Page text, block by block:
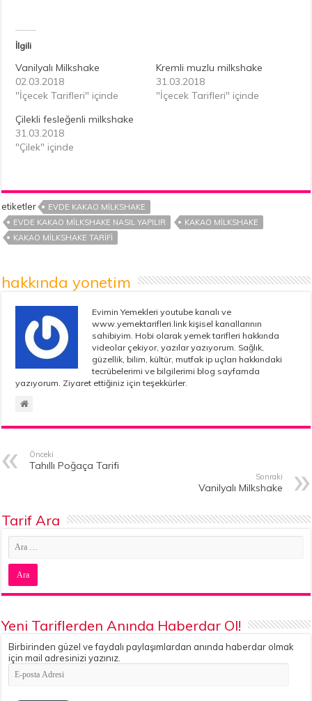
İlgili
Vanilyalı Milkshake
02.03.2018
"İçecek Tarifleri" içinde
Kremli muzlu milkshake
31.03.2018
"İçecek Tarifleri" içinde
Çilekli fesleğenli milkshake
31.03.2018
"Çilek" içinde
etiketler
EVDE KAKAO MILKSHAKE
EVDE KAKAO MILKSHAKE NASIL YAPILIR
KAKAO MILKSHAKE
KAKAO MILKSHAKE TARIFI
hakkında yonetim
Evimin Yemekleri youtube kanalı ve
www.yemektarifleri.link kişisel kanallarının
sahibiyim. Hobi olarak yemek tarifleri hakkında
videolar çekiyor, yazılar yazıyorum. Sağlık,
güzellik, bilim, kültür, mutfak ip uçları hakkındaki
tecrübelerimi ve bilgilerimi blog sayfamda
yazıyorum. Ziyaret ettiğiniz için teşekkürler.
Önceki
Tahıllı Poğaça Tarifi
Sonraki
Vanilyalı Milkshake
Tarif Ara
Yeni Tariflerden Anında Haberdar Ol!
Birbirinden güzel ve faydalı paylaşımlardan anında haberdar olmak
için mail adresinizi yazınız.
E-
posta